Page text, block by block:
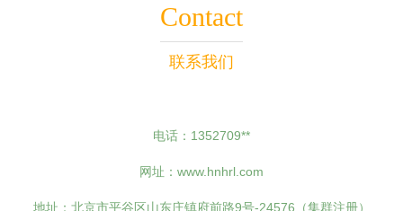
Contact
联系我们
电话：1352709**
网址： www.hnhrl.com
地址：北京市平谷区山东庄镇府前路9号-24576（集群注册）